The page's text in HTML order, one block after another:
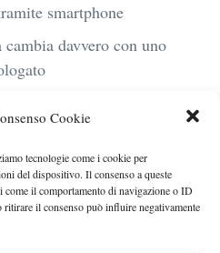
Cookie
tecnologie come i cookie per
del dispositivo. Il consenso a queste
come il comportamento di navigazione o ID
il consenso può influire negativamente
smartphone
davvero con uno
noleggio a lungo
lampeggianti